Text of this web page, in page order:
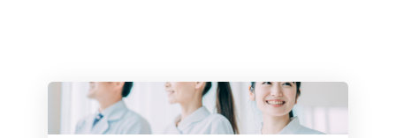
採用情報